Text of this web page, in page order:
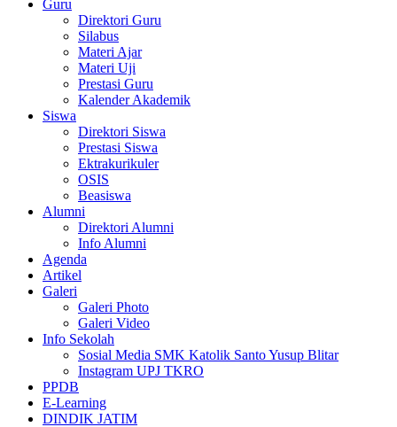
Guru
Direktori Guru
Silabus
Materi Ajar
Materi Uji
Prestasi Guru
Kalender Akademik
Siswa
Direktori Siswa
Prestasi Siswa
Ektrakurikuler
OSIS
Beasiswa
Alumni
Direktori Alumni
Info Alumni
Agenda
Artikel
Galeri
Galeri Photo
Galeri Video
Info Sekolah
Sosial Media SMK Katolik Santo Yusup Blitar
Instagram UPJ TKRO
PPDB
E-Learning
DINDIK JATIM